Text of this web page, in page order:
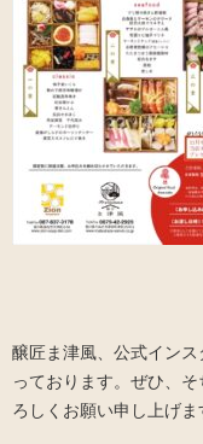
醸匠ま津風、公式イン
っております。ぜひ、
ろしくお願い申し上げま